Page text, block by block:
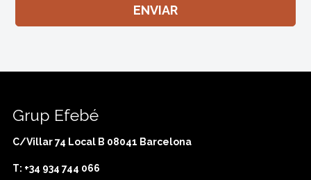
Grup Efebé
C/Villar 74 Local B 08041 Barcelona
T: +34 934 744 066